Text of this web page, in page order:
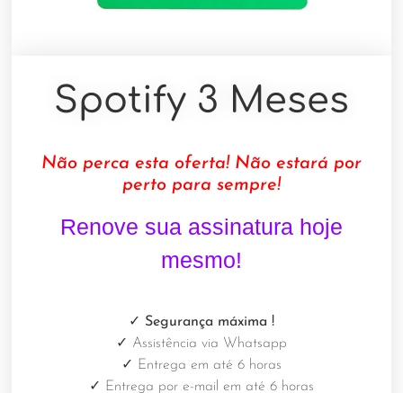
Spotify 3 Meses
Não perca esta oferta! Não estará por
perto para sempre!
Renove sua assinatura hoje
mesmo!
✓ Segurança máxima !
✓ Assistência via Whatsapp
✓ Entrega em até 6 horas
✓ Entrega por e-mail em até 6 horas